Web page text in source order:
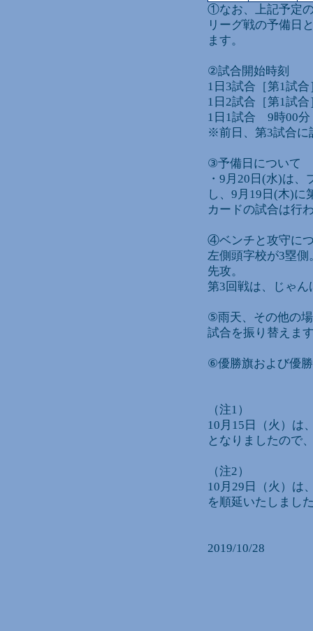
①なお、上記予定
リーグ戦の予備日
ます。
②試合開始時刻
1日3試合［第1試
1日2試合［第1試
1日1試合 9時00分
※前日、第3試合に
③予備日について
・9月20日(水)は
し、9月19日(木)に
カードの試合は行
④ベンチと攻守に
左側頭字校が3塁
先攻。
第3回戦は、じゃ
⑤雨天、その他の
試合を振り替えま
⑥優勝旗および優
（注1）
10月15日（火）は
となりましたので
（注2）
10月29日（火）は
を順延いたしまし
2019/10/28